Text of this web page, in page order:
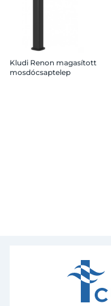
Kludi Renon magasított
mosdócsaptelep